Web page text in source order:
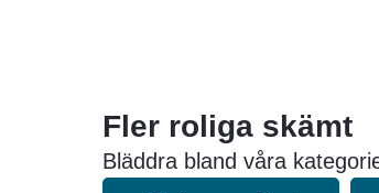
Fler roliga skämt
Bläddra bland våra